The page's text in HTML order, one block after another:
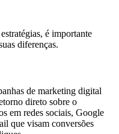
é importante
diferenças.
de marketing digital
direto sobre o
em redes sociais, Google
que visam conversões